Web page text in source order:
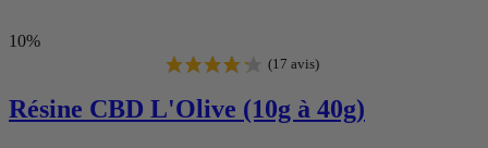
10%
Résine CBD L'Olive (10g à 40g)